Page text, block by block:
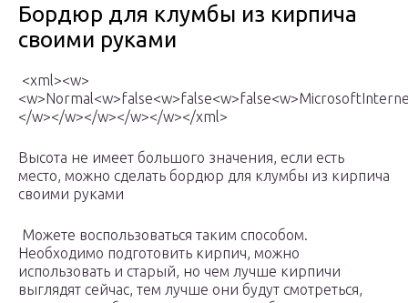
Бордюр для клумбы из кирпича
своими руками
<xml><w>
</w></w></w></w></w></xml>
Высота не имеет большого значения, если есть
место, можно сделать бордюр для клумбы из кирпича
своими руками
Можете воспользоваться таким способом.
Необходимо подготовить кирпич, можно
использовать и старый, но чем лучше кирпичи
выглядят сейчас, тем лучше они будут смотреться,